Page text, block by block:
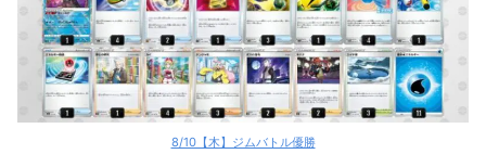
8/10【木】ジムバトル優勝